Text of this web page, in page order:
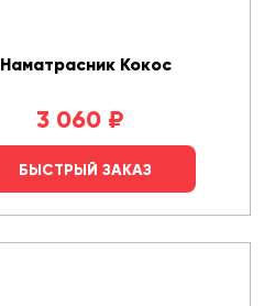
Наматрасник Кокос
3 060 ₽
БЫСТРЫЙ ЗАКАЗ